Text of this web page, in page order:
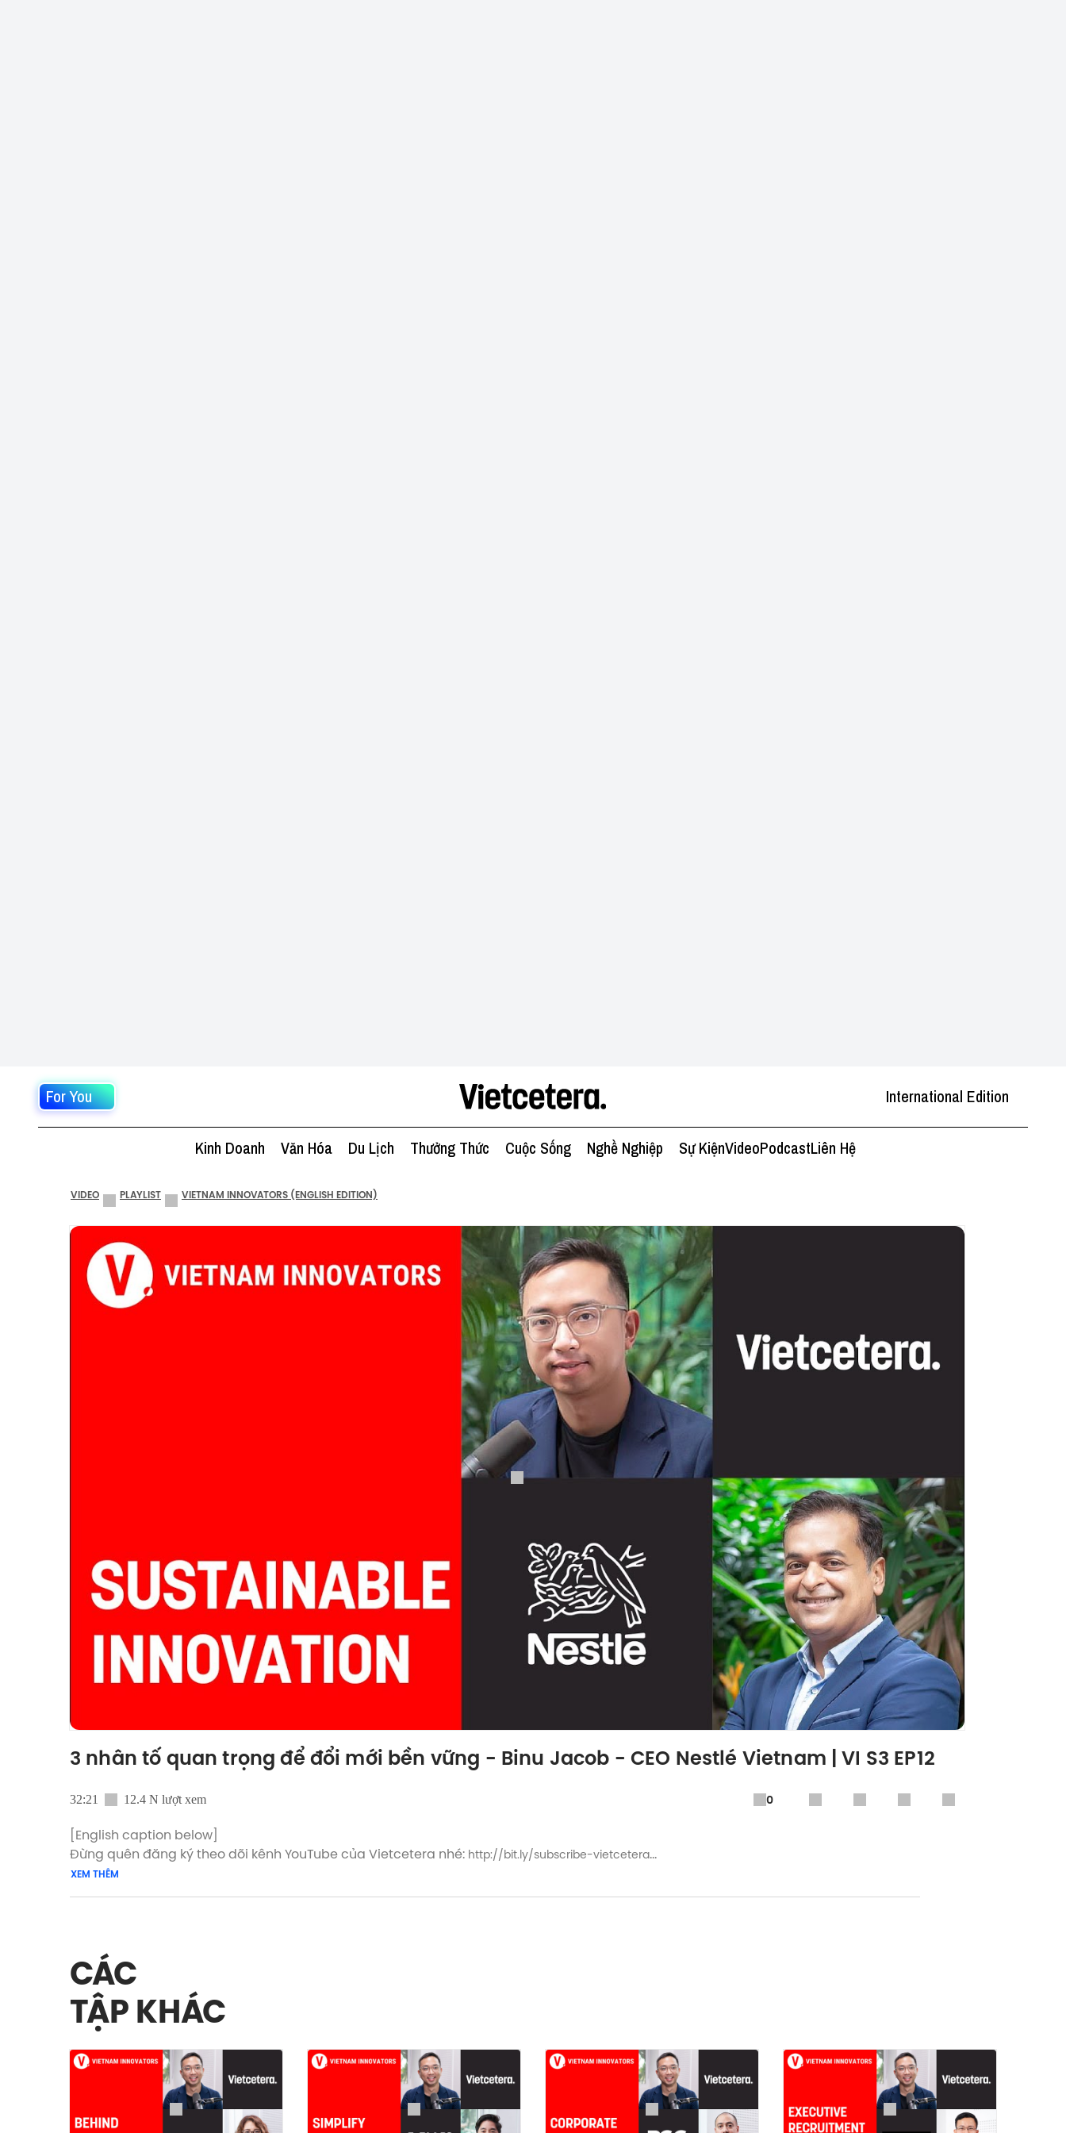
For You International Edition
Kinh Doanh Văn Hóa Du Lịch Thưởng Thức Cuộc Sống Nghề Nghiệp Sự KiệnVideoPodcastLiên Hệ
VIDEO PLAYLIST VIETNAM INNOVATORS (ENGLISH EDITION)
3 nhân tố quan trọng để đổi mới bền vững - Binu Jacob - CEO Nestlé Vietnam | VI S3 EP12
32:21 12.4 N lượt xem 0
[English caption below]
Đừng quên đăng ký theo dõi kênh YouTube của Vietcetera nhé: http://bit.ly/subscribe-vietcetera
Khách mời của tập Vietnam Innovators lần này là ông Binu Jacob, Tổng giám đốc của Nestlé Việt Nam từ năm 2020. Có năng lực lãnh
Gia nhập thị trường Việt Nam đã được 25 năm, Netslé đến nay là một trong những thương hiệu tiêu dùng phổ biến hàng đầu đối với
người dân Việt. Nhận thấy tiềm năng kinh tế tại thị trường này, Nestlé mong muốn đưa Việt Nam trở thành trung tâm sản xuất các mặt
hàng thực phẩm và thức uống đóng gói cho cả thế giới.
Trong tập podcast này, ông Binu Jacob sẽ chia sẻ với host Hảo Trần về sức hút mạnh mẽ của thị trường Việt Nam đối với ngành hàng
thực phẩm tiêu dùng, và lý do vì sao hơn 25 năm qua, Nestlé vẫn không ngừng đầu tư vào thị trường này.
Nếu quá bận rộn để xem video, bạn có thể nghe tập podcast này dưới dạng audio tại:
► Vietcetera Podcast:
https://share.vietcetera.com/VI-S3ep12
XEM THÊM
CÁC
TẬP KHÁC